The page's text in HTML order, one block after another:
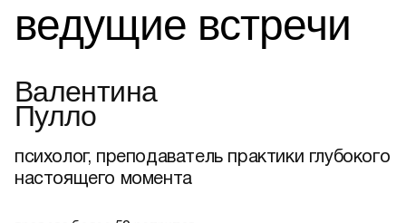
ведущие встречи
Валентина
Пулло
психолог, преподаватель практики глубокого
настоящего момента